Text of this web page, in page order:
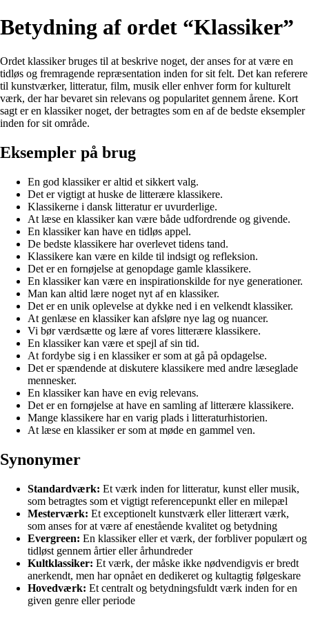
Betydning af ordet “Klassiker”
Ordet klassiker bruges til at beskrive noget, der anses for at være en
tidløs og fremragende repræsentation inden for sit felt. Det kan referere
til kunstværker, litteratur, film, musik eller enhver form for kulturelt
værk, der har bevaret sin relevans og popularitet gennem årene. Kort
sagt er en klassiker noget, der betragtes som en af de bedste eksempler
inden for sit område.
Eksempler på brug
En god klassiker er altid et sikkert valg.
Det er vigtigt at huske de litterære klassikere.
Klassikerne i dansk litteratur er uvurderlige.
At læse en klassiker kan være både udfordrende og givende.
En klassiker kan have en tidløs appel.
De bedste klassikere har overlevet tidens tand.
Klassikere kan være en kilde til indsigt og refleksion.
Det er en fornøjelse at genopdage gamle klassikere.
En klassiker kan være en inspirationskilde for nye generationer.
Man kan altid lære noget nyt af en klassiker.
Det er en unik oplevelse at dykke ned i en velkendt klassiker.
At genlæse en klassiker kan afsløre nye lag og nuancer.
Vi bør værdsætte og lære af vores litterære klassikere.
En klassiker kan være et spejl af sin tid.
At fordybe sig i en klassiker er som at gå på opdagelse.
Det er spændende at diskutere klassikere med andre læseglade
mennesker.
En klassiker kan have en evig relevans.
Det er en fornøjelse at have en samling af litterære klassikere.
Mange klassikere har en varig plads i litteraturhistorien.
At læse en klassiker er som at møde en gammel ven.
Synonymer
Standardværk: Et værk inden for litteratur, kunst eller musik,
som betragtes som et vigtigt referencepunkt eller en milepæl
Mesterværk: Et exceptionelt kunstværk eller litterært værk,
som anses for at være af enestående kvalitet og betydning
Evergreen: En klassiker eller et værk, der forbliver populært og
tidløst gennem årtier eller århundreder
Kultklassiker: Et værk, der måske ikke nødvendigvis er bredt
anerkendt, men har opnået en dedikeret og kultagtig følgeskare
Hovedværk: Et centralt og betydningsfuldt værk inden for en
given genre eller periode